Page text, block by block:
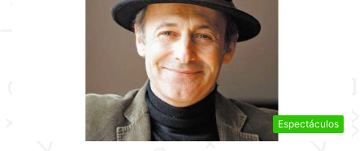
Espectáculos